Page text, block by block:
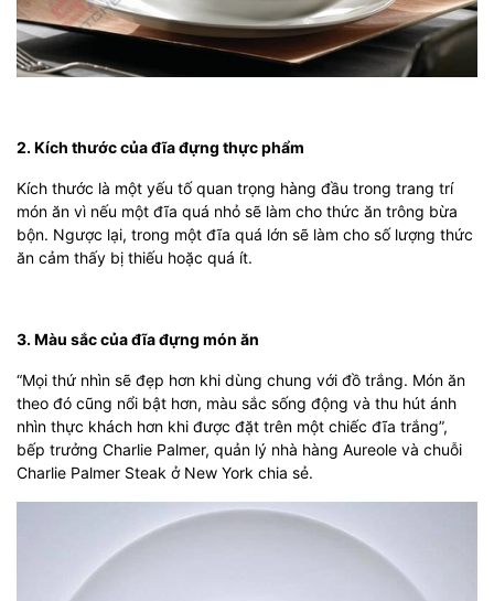
2. Kích thước của đĩa đựng thực phẩm
Kích thước là một yếu tố quan trọng hàng đầu trong trang trí
món ăn vì nếu một đĩa quá nhỏ sẽ làm cho thức ăn trông bừa
bộn. Ngược lại, trong một đĩa quá lớn sẽ làm cho số lượng thức
ăn cảm thấy bị thiếu hoặc quá ít.
3. Màu sắc của đĩa đựng món ăn
“Mọi thứ nhìn sẽ đẹp hơn khi dùng chung với đồ trắng. Món ăn
theo đó cũng nổi bật hơn, màu sắc sống động và thu hút ánh
nhìn thực khách hơn khi được đặt trên một chiếc đĩa trắng”,
bếp trưởng Charlie Palmer, quản lý nhà hàng Aureole và chuỗi
Charlie Palmer Steak ở New York chia sẻ.